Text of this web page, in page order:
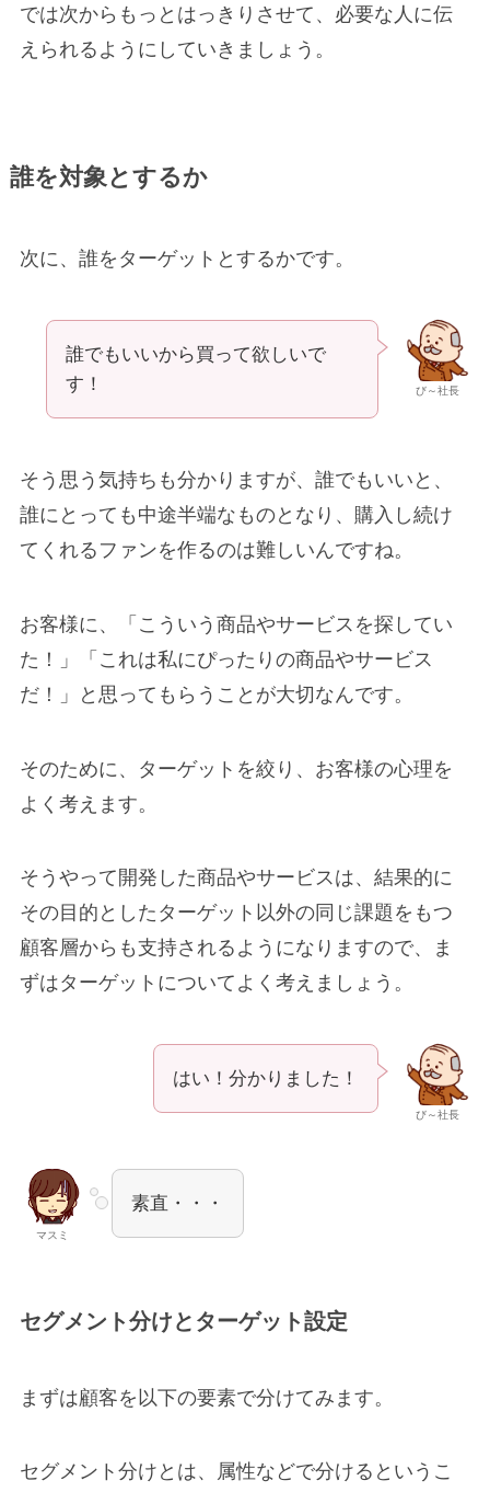
では次からもっとはっきりさせて、必要な人に伝
えられるようにしていきましょう。
誰を対象とするか
次に、誰をターゲットとするかです。
び～社長
誰でもいいから買って欲しいで
す！
そう思う気持ちも分かりますが、誰でもいいと、
誰にとっても中途半端なものとなり、購入し続け
てくれるファンを作るのは難しいんですね。
お客様に、「こういう商品やサービスを探してい
た！」「これは私にぴったりの商品やサービス
だ！」と思ってもらうことが大切なんです。
そのために、ターゲットを絞り、お客様の心理を
よく考えます。
そうやって開発した商品やサービスは、結果的に
その目的としたターゲット以外の同じ課題をもつ
顧客層からも支持されるようになりますので、ま
ずはターゲットについてよく考えましょう。
び～社長
はい！分かりました！
マスミ
素直・・・
セグメント分けとターゲット設定
まずは顧客を以下の要素で分けてみます。
セグメント分けとは、属性などで分けるというこ